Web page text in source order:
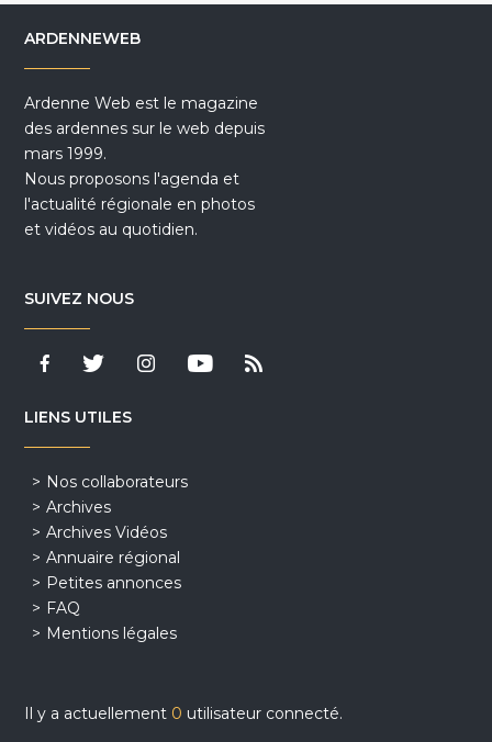
ARDENNEWEB
Ardenne Web est le magazine
des ardennes sur le web depuis
mars 1999.
Nous proposons l'agenda et
l'actualité régionale en photos
et vidéos au quotidien.
SUIVEZ NOUS
LIENS UTILES
Nos collaborateurs
Archives
Archives Vidéos
Annuaire régional
Petites annonces
FAQ
Mentions légales
Il y a actuellement 0 utilisateur connecté.